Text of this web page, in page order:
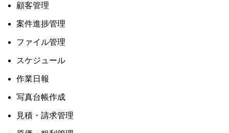
顧客管理
案件進捗管理
ファイル管理
スケジュール
作業日報
写真台帳作成
見積・請求管理